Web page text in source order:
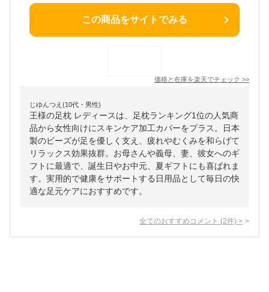
この商品をサイトでみる
価格と在庫を楽天でチェック >>
じゆんつえ(10代・男性)
王様の足枕 レディースは、足枕ランキング1位の人気商
品から女性向けにスキンケア加工カバーをプラス。日本
製のビーズが足を優しく支え、疲れやむくみを和らげて
リラックス効果抜群。お母さんや義母、妻、彼女へのギ
フトに最適で、誕生日やお中元、夏ギフトにも喜ばれま
す。実用的で健康をサポートする日用品として毎日の快
適な足元ケアにおすすめです。
全てのおすすめコメント (2件) >